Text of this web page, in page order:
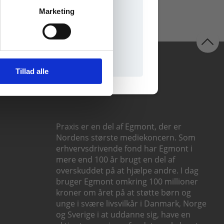
Marketing
Tillad alle
Praxis er en del af Egmont, der er
Nordens største mediekoncern. Som
erhvervsdrivende fond har Egmont i
mere end 100 år brugt en del af
overskuddet på at hjælpe andre. I dag
bruger Egmont omkring 100 millioner
kroner om året på at støtte børn og
unge i svære livsvilkår i Danmark, Norge
og Sverige i at uddanne sig, have en